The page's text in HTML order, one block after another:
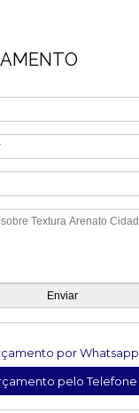
por Whatsapp
pelo Telefone